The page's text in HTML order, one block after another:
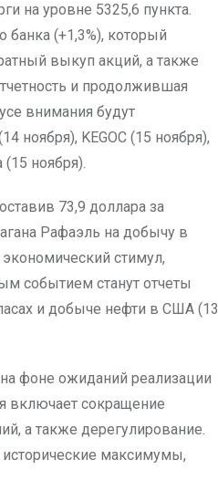
на уровне 5325,6 пункта.
(+1,3%), который
выкуп акций, а также
и продолжившая
внимания будут
ноября), KEGOC (15 ноября),
ноября).
73,9 доллара за
Рафаэль на добычу в
стимул,
событием станут отчеты
и добыче нефти в США (13
фоне ожиданий реализации
включает сокращение
а также дерегулирование.
максимумы,